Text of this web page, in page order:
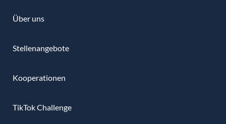
Über uns
Stellenangebote
Kooperationen
TikTok Challenge